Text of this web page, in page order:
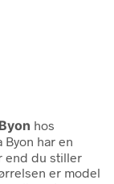
Byon hos
Byon har en
end du stiller
er model